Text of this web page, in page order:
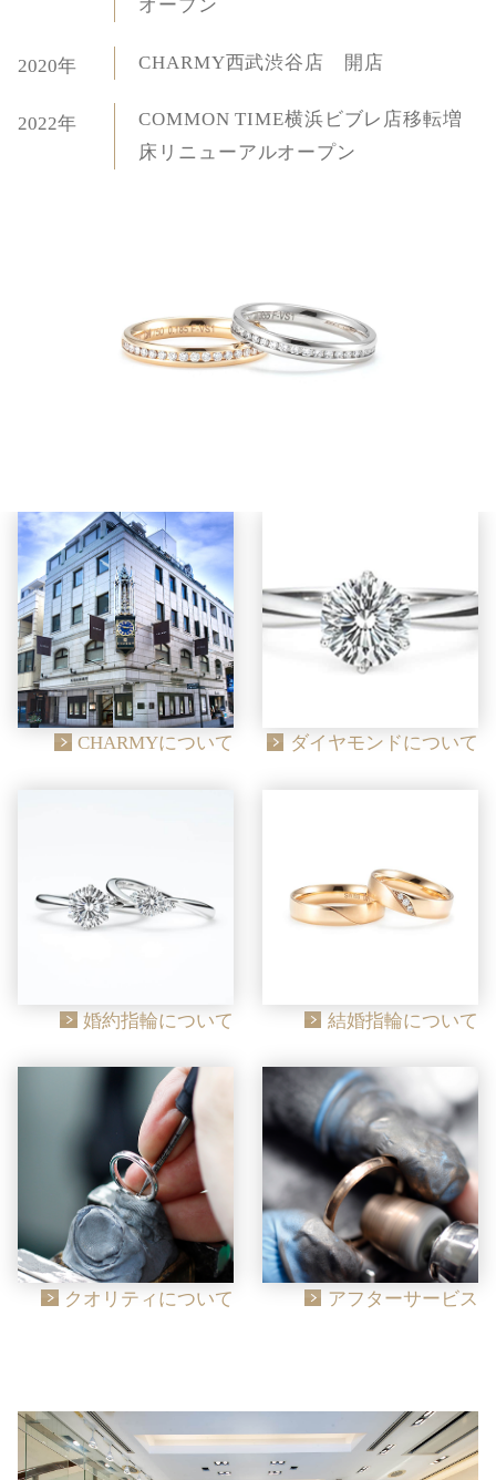
オープン
2020年 CHARMY西武渋谷店 開店
2022年
COMMON TIME横浜ビブレ店移転増
床リニューアルオープン
CHARMYについて ダイヤモンドについて
婚約指輪について 結婚指輪について
クオリティについて アフターサービス